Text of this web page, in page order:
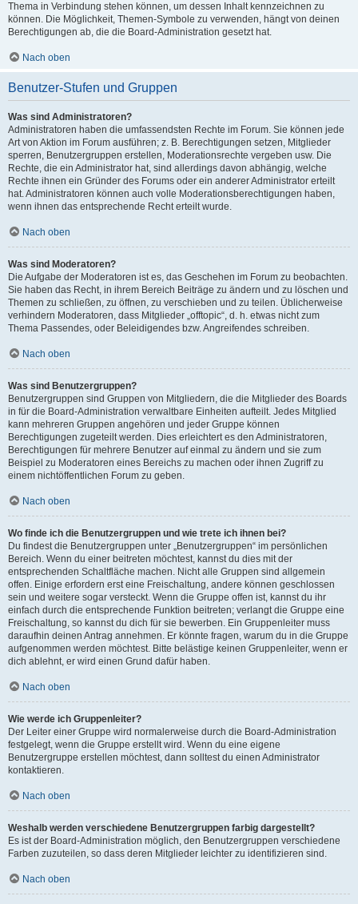
Thema in Verbindung stehen können, um dessen Inhalt kennzeichnen zu
können. Die Möglichkeit, Themen-Symbole zu verwenden, hängt von deinen
Berechtigungen ab, die die Board-Administration gesetzt hat.
Nach oben
Benutzer-Stufen und Gruppen
Was sind Administratoren?
Administratoren haben die umfassendsten Rechte im Forum. Sie können jede
Art von Aktion im Forum ausführen; z. B. Berechtigungen setzen, Mitglieder
sperren, Benutzergruppen erstellen, Moderationsrechte vergeben usw. Die
Rechte, die ein Administrator hat, sind allerdings davon abhängig, welche
Rechte ihnen ein Gründer des Forums oder ein anderer Administrator erteilt
hat. Administratoren können auch volle Moderationsberechtigungen haben,
wenn ihnen das entsprechende Recht erteilt wurde.
Nach oben
Was sind Moderatoren?
Die Aufgabe der Moderatoren ist es, das Geschehen im Forum zu beobachten.
Sie haben das Recht, in ihrem Bereich Beiträge zu ändern und zu löschen und
Themen zu schließen, zu öffnen, zu verschieben und zu teilen. Üblicherweise
verhindern Moderatoren, dass Mitglieder „offtopic“, d. h. etwas nicht zum
Thema Passendes, oder Beleidigendes bzw. Angreifendes schreiben.
Nach oben
Was sind Benutzergruppen?
Benutzergruppen sind Gruppen von Mitgliedern, die die Mitglieder des Boards
in für die Board-Administration verwaltbare Einheiten aufteilt. Jedes Mitglied
kann mehreren Gruppen angehören und jeder Gruppe können
Berechtigungen zugeteilt werden. Dies erleichtert es den Administratoren,
Berechtigungen für mehrere Benutzer auf einmal zu ändern und sie zum
Beispiel zu Moderatoren eines Bereichs zu machen oder ihnen Zugriff zu
einem nichtöffentlichen Forum zu geben.
Nach oben
Wo finde ich die Benutzergruppen und wie trete ich ihnen bei?
Du findest die Benutzergruppen unter „Benutzergruppen“ im persönlichen
Bereich. Wenn du einer beitreten möchtest, kannst du dies mit der
entsprechenden Schaltfläche machen. Nicht alle Gruppen sind allgemein
offen. Einige erfordern erst eine Freischaltung, andere können geschlossen
sein und weitere sogar versteckt. Wenn die Gruppe offen ist, kannst du ihr
einfach durch die entsprechende Funktion beitreten; verlangt die Gruppe eine
Freischaltung, so kannst du dich für sie bewerben. Ein Gruppenleiter muss
daraufhin deinen Antrag annehmen. Er könnte fragen, warum du in die Gruppe
aufgenommen werden möchtest. Bitte belästige keinen Gruppenleiter, wenn er
dich ablehnt, er wird einen Grund dafür haben.
Nach oben
Wie werde ich Gruppenleiter?
Der Leiter einer Gruppe wird normalerweise durch die Board-Administration
festgelegt, wenn die Gruppe erstellt wird. Wenn du eine eigene
Benutzergruppe erstellen möchtest, dann solltest du einen Administrator
kontaktieren.
Nach oben
Weshalb werden verschiedene Benutzergruppen farbig dargestellt?
Es ist der Board-Administration möglich, den Benutzergruppen verschiedene
Farben zuzuteilen, so dass deren Mitglieder leichter zu identifizieren sind.
Nach oben